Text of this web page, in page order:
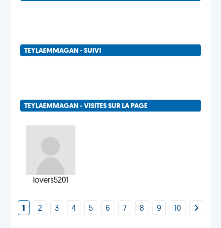
TEYLAEMMAGAN - SUIVI
TEYLAEMMAGAN - VISITES SUR LA PAGE
lovers5201
1 2 3 4 5 6 7 8 9 10